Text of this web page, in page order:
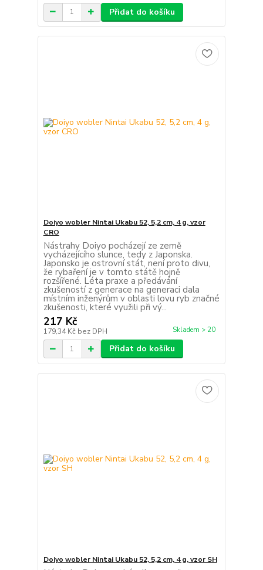
Přidat do košíku
Doiyo wobler Nintai Ukabu 52, 5,2 cm, 4 g, vzor
CRO
Nástrahy Doiyo pocházejí ze země
vycházejícího slunce, tedy z Japonska.
Japonsko je ostrovní stát, není proto divu,
že rybaření je v tomto státě hojně
rozšířené. Léta praxe a předávání
zkušeností z generace na generaci dala
místním inženýrům v oblasti lovu ryb značné
zkušenosti, které využili při vý...
217 Kč
179,34 Kč bez DPH Skladem > 20
Přidat do košíku
Doiyo wobler Nintai Ukabu 52, 5,2 cm, 4 g, vzor SH